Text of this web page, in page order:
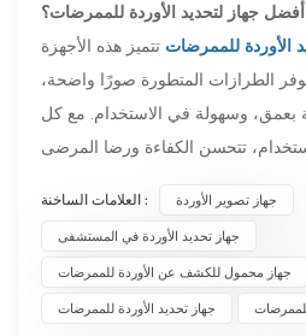
أفضل جهاز لتحديد الأوردة للممرضات؟
الأوردة للممرضات تتميز هذه الأجهزة
توفر الطرازات المتطورة صورًا واضحة،
بعمق، وسهولة في الاستخدام. مع كل
العلامات الساخنة : جهاز تصوير الأوردة
جهاز تحديد الأوردة في المستشفى
جهاز محمول للكشف عن الأوردة للممرضات
جهاز تحديد الأوردة للممرضات